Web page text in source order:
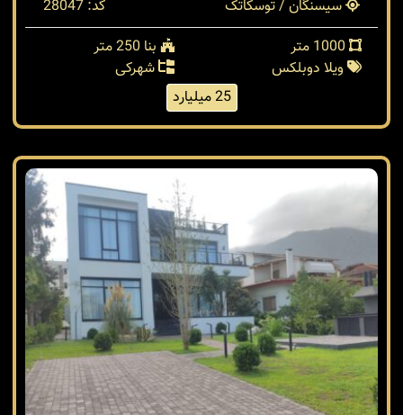
سیسنگان / توسکاتک
کد: 28047
بنا 250 متر
ویلا دوبلکس
شهرکی
25 میلیارد